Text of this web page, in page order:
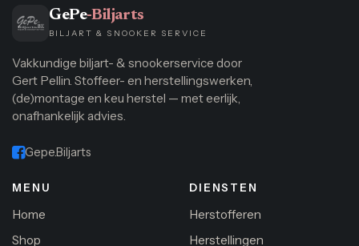
GePe-Biljarts
BILJART & SNOOKER SERVICE
Vakkundige biljart- & snookerservice door
Gert Pellin. Stoffeer- en herstellingswerken,
(de)montage en keu herstel — met eerlijk,
onafhankelijk advies.
Gepe.Biljarts
MENU
Home
Shop
DIENSTEN
Herstofferen
Herstellingen